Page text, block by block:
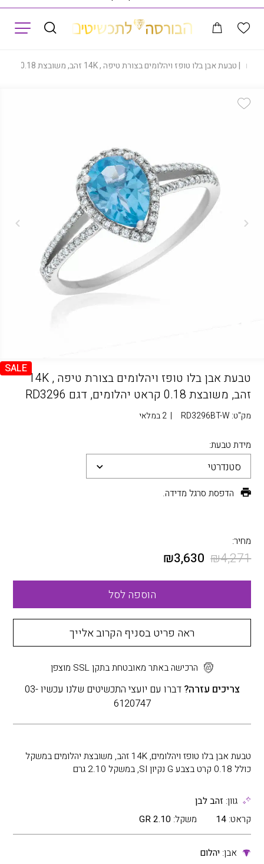
|טבעת אבן בלו טופז ויהלומים בצורת טיפה , 14K זהב, משובצת 0.18 קראט יהלומים, דגם RD3296
SALE
טבעת אבן בלו טופז ויהלומים בצורת טיפה , 14K
זהב, משובצת 0.18 קראט יהלומים, דגם RD3296
מק"ט: RD3296BT-W
| 2 במלאי
מידת טבעת:
סטנדרטי
הדפסת סרגל מדידה.
מחיר:
₪4,271
₪3,630
הוספה לסל
ראה פריט בסניף הקרוב אלייך
הרכישה באתר מאובטחת בתקן SSL מוצפן
צריכים עזרה?
דברו עם יועצי התכשיטים שלנו עכשיו 03-
6120747
טבעת אבן בלו טופז ויהלומים, 14K זהב, משובצת יהלומים במשקל
כולל 0.18 קרט בצבע G נקיון SI, במשקל 2.10 גרם
גוון: זהב לבן
קראט: 14 משקל: 2.10 GR
אבן:יהלום